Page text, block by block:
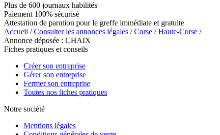
Plus de 600 journaux habilités
Paiement 100% sécurisé
Attestation de parution pour le greffe immédiate et gratuite
Accueil /Consulter les annonces légales /Corse /Haute-Corse /
Annonce déposée : CHAIX
Fiches pratiques et conseils
Créer son entreprise
Gérer son entreprise
Fermer son entreprise
Toutes nos fiches pratiques
Notre société
Mentions légales